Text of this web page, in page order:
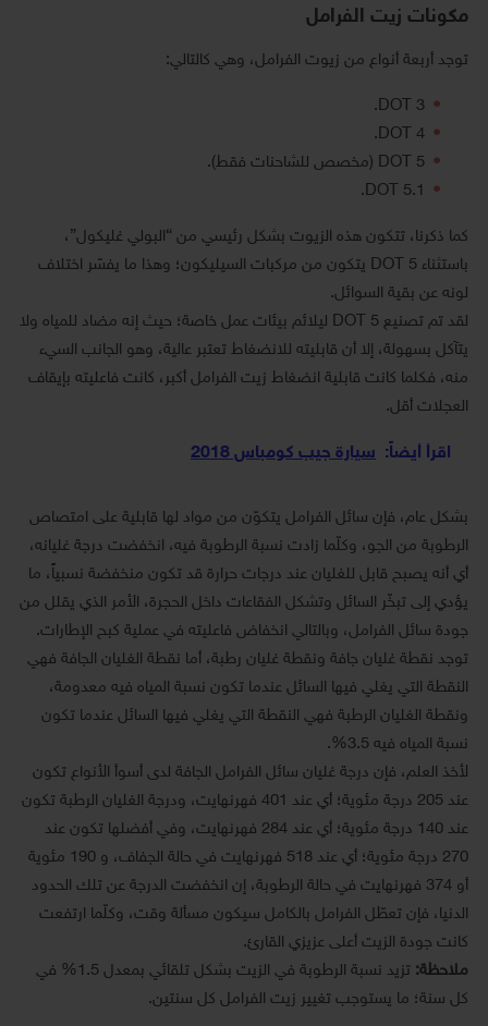
مكونات زيت الفرامل
توجد أربعة أنواع من زيوت الفرامل، وهي كالتالي:
DOT 3.
DOT 4.
DOT 5 (مخصص للشاحنات فقط).
DOT 5.1.
كما ذكرنا، تتكون هذه الزيوت بشكل رئيسي من “البولي غليكول”،
باستثناء DOT 5 يتكون من مركبات السيليكون؛ وهذا ما يفسّر اختلاف
لونه عن بقية السوائل.
لقد تم تصنيع DOT 5 ليلائم بيئات عمل خاصة؛ حيث إنه مضاد للمياه ولا
يتآكل بسهولة، إلا أن قابليته للانضغاط تعتبر عالية، وهو الجانب السيء
منه، فكلما كانت قابلية انضغاط زيت الفرامل أكبر، كانت فاعليته بإيقاف
العجلات أقل.
اقرأ أيضاً: سيارة جيب كومباس 2018
بشكل عام، فإن سائل الفرامل يتكوّن من مواد لها قابلية على امتصاص
الرطوبة من الجو، وكلّما زادت نسبة الرطوبة فيه، انخفضت درجة غليانه،
أي أنه يصبح قابل للغليان عند درجات حرارة قد تكون منخفضة نسبياً، ما
يؤدي إلى تبخّر السائل وتشكل الفقاعات داخل الحجرة، الأمر الذي يقلل من
جودة سائل الفرامل، وبالتالي انخفاض فاعليته في عملية كبح الإطارات.
توجد نقطة غليان جافة ونقطة غليان رطبة، أما نقطة الغليان الجافة فهي
النقطة التي يغلي فيها السائل عندما تكون نسبة المياه فيه معدومة،
ونقطة الغليان الرطبة فهي النقطة التي يغلي فيها السائل عندما تكون
نسبة المياه فيه 3.5%.
لأخذ العلم، فإن درجة غليان سائل الفرامل الجافة لدى أسوأ الأنواع تكون
عند 205 درجة مئوية؛ أي عند 401 فهرنهايت، ودرجة الغليان الرطبة تكون
عند 140 درجة مئوية؛ أي عند 284 فهرنهايت، وفي أفضلها تكون عند
270 درجة مئوية؛ أي عند 518 فهرنهايت في حالة الجفاف، و 190 مئوية
أو 374 فهرنهايت في حالة الرطوبة، إن انخفضت الدرجة عن تلك الحدود
الدنيا، فإن تعطّل الفرامل بالكامل سيكون مسألة وقت، وكلّما ارتفعت
كانت جودة الزيت أعلى عزيزي القارئ.
ملاحظة:
تزيد نسبة الرطوبة في الزيت بشكل تلقائي بمعدل 1.5% في
كل سنة؛ ما يستوجب تغيير زيت الفرامل كل سنتين.